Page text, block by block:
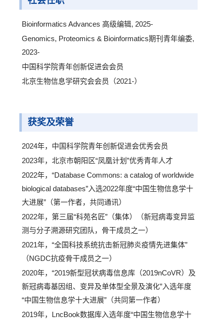
Bioinformatics Advances 高级编辑, 2025-
Genomics, Proteomics & Bioinformatics期刊青年编委,
2023-
中国科学院青年创新促进会会员
北京生物信息学研究会会员（2021-）
获奖及荣誉
2024年，中国科学院青年创新促进会优秀会员
2023年，北京市朝阳区“凤凰计划”优秀青年人才
2022年，“Database Commons: a catalog of worldwide
biological databases”入选2022年度“中国生物信息学十
大进展”（第一作者，共同通讯）
2022年，第三届“科苑名匠”（集体）（新冠病毒变异监
测与分子溯源研究团队，骨干成员之一）
2021年，“全国科技系统抗击新冠肺炎疫情先进集体”
（NGDC抗疫骨干成员之一）
2020年，“2019新型冠状病毒信息库（2019nCoVR）及
新冠病毒基因组、变异及单体型全景及演化”入选年度
“中国生物信息学十大进展”（共同第一作者）
2019年，LncBook数据库入选年度“中国生物信息学十